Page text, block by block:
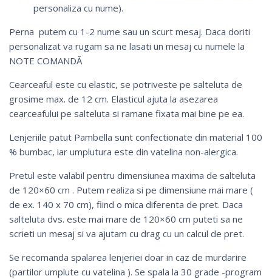
personaliza cu nume).
Perna putem cu 1-2 nume sau un scurt mesaj. Daca doriti
personalizat va rugam sa ne lasati un mesaj cu numele la
NOTE COMANDĂ
Cearceaful este cu elastic, se potriveste pe salteluta de
grosime max. de 12 cm. Elasticul ajuta la asezarea
cearceafului pe salteluta si ramane fixata mai bine pe ea.
Lenjeriile patut Pambella sunt confectionate din material 100
% bumbac, iar umplutura este din vatelina non-alergica.
Pretul este valabil pentru dimensiunea maxima de salteluta
de 120×60 cm . Putem realiza si pe dimensiune mai mare (
de ex. 140 x 70 cm), fiind o mica diferenta de pret. Daca
salteluta dvs. este mai mare de 120×60 cm puteti sa ne
scrieti un mesaj si va ajutam cu drag cu un calcul de pret.
Se recomanda spalarea lenjeriei doar in caz de murdarire
(partilor umplute cu vatelina ). Se spala la 30 grade -program